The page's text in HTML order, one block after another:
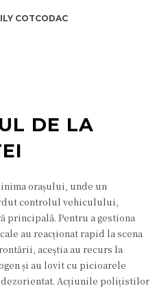
COTCODAC
DE LA
orașului, unde un
controlul vehiculului,
principală. Pentru a gestiona
au reacționat rapid la scena
aceștia au recurs la
și au lovit cu picioarele
dezorientat. Acțiunile polițistilor